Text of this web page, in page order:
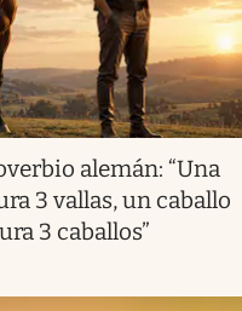
alemán: “Una
3 vallas, un caballo
3 caballos”